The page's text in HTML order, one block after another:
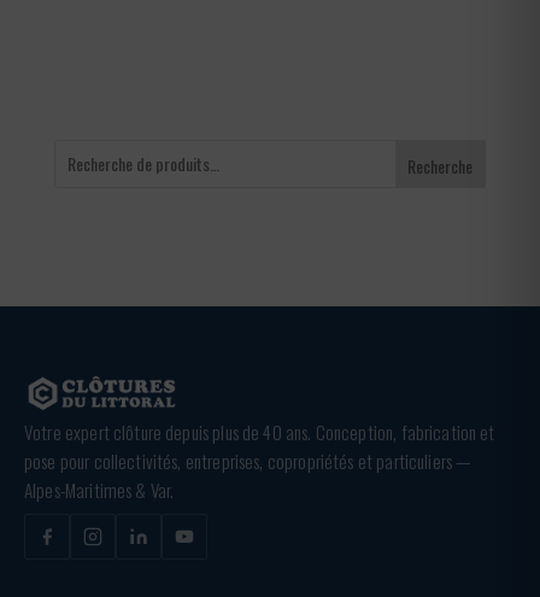
Recherche
Votre expert clôture depuis plus de 40 ans. Conception, fabrication et
pose pour collectivités, entreprises, copropriétés et particuliers —
Alpes-Maritimes & Var.